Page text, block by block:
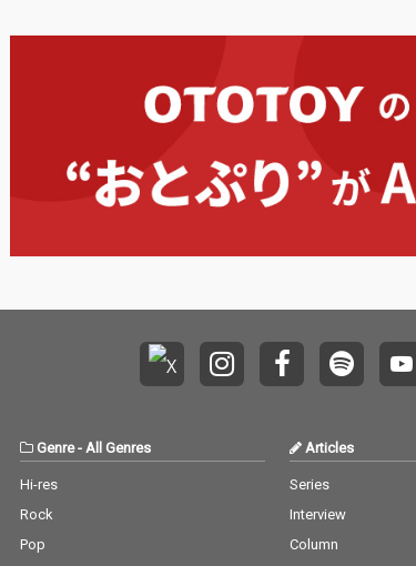
現
勢
の
全
選
ダ
選
Genre- All Genres
Hi-res
Rock
Pop
Articles
Series
Interview
Column